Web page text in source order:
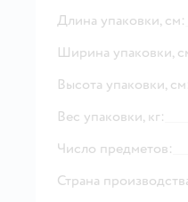
Длина упаковки, см:
Ширина упаковки,
Высота упаковки, см:
Вес упаковки, кг:
Число предметов:
Страна